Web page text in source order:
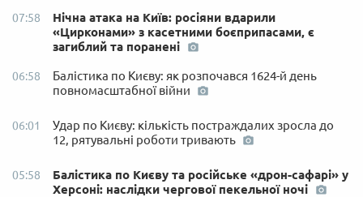
07:58
Нічна атака на Київ: росіяни вдарили
«Цирконами» з касетними боєприпасами, є
загиблий та поранені
06:58
Балістика по Києву: як розпочався 1624-й день
повномасштабної війни
06:01
Удар по Києву: кількість постраждалих зросла до
12, рятувальні роботи тривають
05:58
Балістика по Києву та російське «дрон-сафарі» у
Херсоні: наслідки чергової пекельної ночі